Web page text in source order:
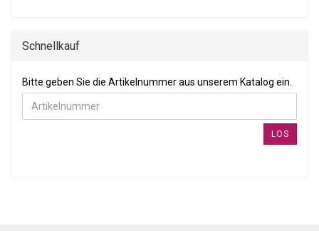
Schnellkauf
BITTE GEBEN SIE DIE ARTIKELNUMMER AUS UNSEREM
Bitte geben Sie die Artikelnummer aus unserem Katalog ein.
LOS